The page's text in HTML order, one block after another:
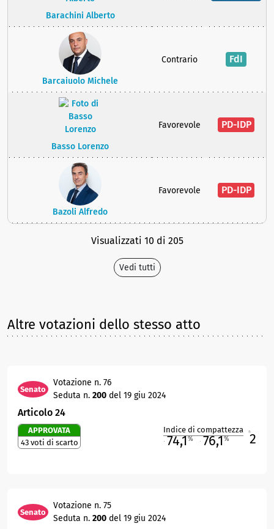
Barachini Alberto
Barcaiuolo Michele
Contrario FdI
Basso Lorenzo
Favorevole PD-IDP
Bazoli Alfredo
Favorevole PD-IDP
Visualizzati 10 di 205
Vedi tutti
Altre votazioni dello stesso atto
Senato
Votazione n. 76
Seduta n. 200 del 19 giu 2024
Articolo 24
APPROVATA
43 voti di scarto
Indice di compattezza
74,1% 76,1% 2
Senato
Votazione n. 75
Seduta n. 200 del 19 giu 2024